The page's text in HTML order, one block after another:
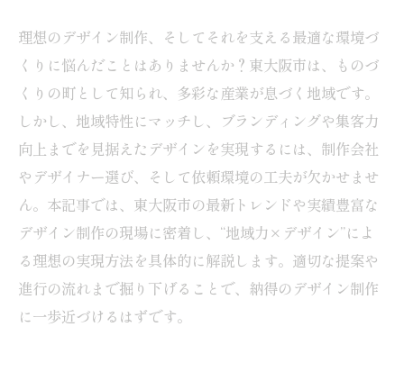
理想のデザイン制作、そしてそれを支える最適な環境づ
くりに悩んだことはありませんか？東大阪市は、ものづ
くりの町として知られ、多彩な産業が息づく地域です。
しかし、地域特性にマッチし、ブランディングや集客力
向上までを見据えたデザインを実現するには、制作会社
やデザイナー選び、そして依頼環境の工夫が欠かせませ
ん。本記事では、東大阪市の最新トレンドや実績豊富な
デザイン制作の現場に密着し、“地域力×デザイン”によ
る理想の実現方法を具体的に解説します。適切な提案や
進行の流れまで掘り下げることで、納得のデザイン制作
に一歩近づけるはずです。